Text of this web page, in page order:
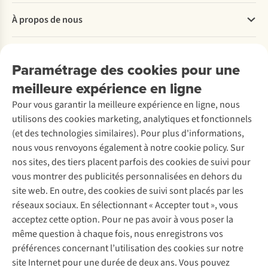
Paramétrage des cookies pour une
meilleure expérience en ligne
Pour vous garantir la meilleure expérience en ligne, nous
utilisons des cookies marketing, analytiques et fonctionnels
(et des technologies similaires). Pour plus d'informations,
nous vous renvoyons également à notre cookie policy. Sur
nos sites, des tiers placent parfois des cookies de suivi pour
vous montrer des publicités personnalisées en dehors du
site web. En outre, des cookies de suivi sont placés par les
réseaux sociaux. En sélectionnant « Accepter tout », vous
acceptez cette option. Pour ne pas avoir à vous poser la
même question à chaque fois, nous enregistrons vos
préférences concernant l’utilisation des cookies sur notre
site Internet pour une durée de deux ans. Vous pouvez
Commander
Payer
Retourner
Rétractation d'une commande
Entretien & réparations
Garantie
Contactez-nous
À propos de nous
Entreprise responsable
À propos d’Ayacucho
Nos magasins
À propos d’A.S.Adventure
Déclaration d'accessibilité
Location / Location sports d’hiver
Seconde-main
Entretien de ski
Service de lavage
Entretien de chaussures
Réparation de chaussures
Réparation de vêtements
Retouches
Pour les entreprises
Découvrez
A.S.Magazine
Explore Camp
Expertise & conseils
Abonnez-vous à la newsletter
Suivez-nous